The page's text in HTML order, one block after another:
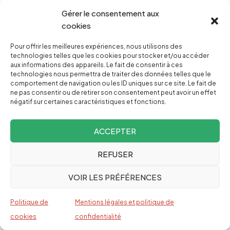
Gérer le consentement aux
cookies
Pour offrir les meilleures expériences, nous utilisons des
technologies telles que les cookies pour stocker et/ou accéder
aux informations des appareils. Le fait de consentir à ces
technologies nous permettra de traiter des données telles que le
comportement de navigation ou les ID uniques sur ce site. Le fait de
ne pas consentir ou de retirer son consentement peut avoir un effet
négatif sur certaines caractéristiques et fonctions.
ACCEPTER
REFUSER
VOIR LES PRÉFÉRENCES
Politique de
cookies
Mentions légales et politique de
confidentialité
Eshkol avait laissé entendre que des événements
imprévus pourraient accélérer le programme
secret d’épuration ethniqued’Israël. Un moment
pourrait arriver à l’avenir – ce qu’il appelait une
«solution de luxe inattendue» – où Israël pourrait
rapidement réaliser son rêve d’une Palestine sans
Palestiniens.
Peut-être pouvons-nous nous attendre à une
», expliquait-il au cabinet.
Une fois le contexte manquant ajouté, comme l’a
fait le journal israélienHaaretz